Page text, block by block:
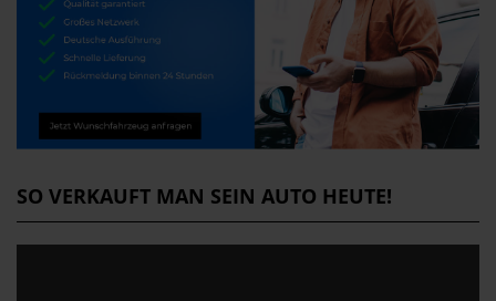
SO VERKAUFT MAN SEIN AUTO HEUTE!